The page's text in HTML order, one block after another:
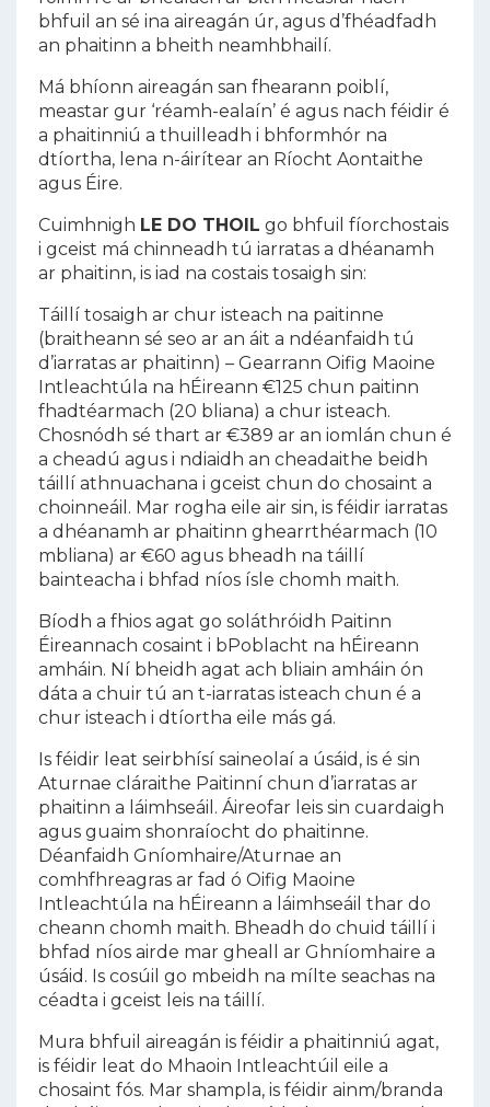
bhfuil an sé ina aireagán úr, agus d’fhéadfadh
an phaitinn a bheith neamhbhailí.
Má bhíonn aireagán san fhearann poiblí,
meastar gur ‘réamh-ealaín’ é agus nach féidir é
a phaitinniú a thuilleadh i bhformhór na
dtíortha, lena n-áirítear an Ríocht Aontaithe
agus Éire.
Cuimhnigh LE DO THOIL go bhfuil fíorchostais
i gceist má chinneadh tú iarratas a dhéanamh
ar phaitinn, is iad na costais tosaigh sin:
Táillí tosaigh ar chur isteach na paitinne
(braitheann sé seo ar an áit a ndéanfaidh tú
d’iarratas ar phaitinn) – Gearrann Oifig Maoine
Intleachtúla na hÉireann €125 chun paitinn
fhadtéarmach (20 bliana) a chur isteach.
Chosnódh sé thart ar €389 ar an iomlán chun é
a cheadú agus i ndiaidh an cheadaithe beidh
táillí athnuachana i gceist chun do chosaint a
choinneáil. Mar rogha eile air sin, is féidir iarratas
a dhéanamh ar phaitinn ghearrthéarmach (10
mbliana) ar €60 agus bheadh na táillí
bainteacha i bhfad níos ísle chomh maith.
Bíodh a fhios agat go soláthróidh Paitinn
Éireannach cosaint i bPoblacht na hÉireann
amháin. Ní bheidh agat ach bliain amháin ón
dáta a chuir tú an t-iarratas isteach chun é a
chur isteach i dtíortha eile más gá.
Is féidir leat seirbhísí saineolaí a úsáid, is é sin
Aturnae cláraithe Paitinní chun d’iarratas ar
phaitinn a láimhseáil. Áireofar leis sin cuardaigh
agus guaim shonraíocht do phaitinne.
Déanfaidh Gníomhaire/Aturnae an
comhfhreagras ar fad ó Oifig Maoine
Intleachtúla na hÉireann a láimhseáil thar do
cheann chomh maith. Bheadh do chuid táillí i
bhfad níos airde mar gheall ar Ghníomhaire a
úsáid. Is cosúil go mbeidh na mílte seachas na
céadta i gceist leis na táillí.
Mura bhfuil aireagán is féidir a phaitinniú agat,
is féidir leat do Mhaoin Intleachtúil eile a
chosaint fós. Mar shampla, is féidir ainm/branda